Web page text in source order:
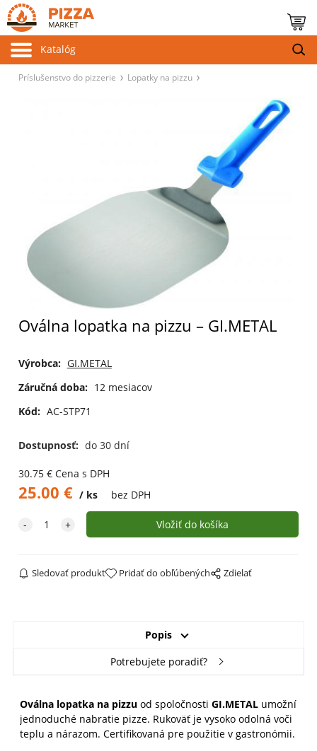
Katalóg
Príslušenstvo do pizzerie Lopatky na pizzu
Oválna lopatka na pizzu – GI.METAL
Výrobca: GI.METAL
Záručná doba: 12 mesiacov
Kód: AC-STP71
Dostupnosť: do 30 dní
30.75€ Cena s DPH
25.00 € ks bez DPH
Sledovať produkt Pridať do obľúbených Zdielať
Popis
Potrebujete poradiť?
Oválna lopatka na pizzuod spoločnosti GI.METAL umožní
jednoduché nabratie pizze. Rukoväť je vysoko odolná voči
teplu a nárazom. Certifikovaná pre použitie v gastronómii.